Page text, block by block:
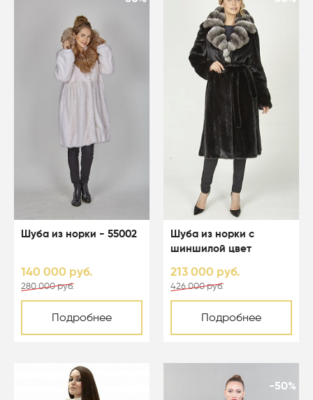
Шуба из норки - 55002
140 000 руб.
280 000 руб.
Подробнее
Шуба из норки с
шиншилой цвет
213 000 руб.
426 000 руб.
Подробнее
-50%